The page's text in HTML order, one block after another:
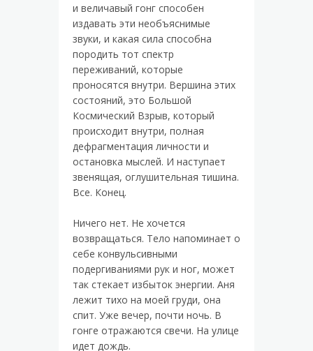
и величавый гонг способен
издавать эти необъяснимые
звуки, и какая сила способна
породить тот спектр
переживаний, которые
проносятся внутри. Вершина этих
состояний, это Большой
Космический Взрыв, который
происходит внутри, полная
дефрагментация личности и
остановка мыслей. И наступает
звенящая, оглушительная тишина.
Все. Конец.
Ничего нет. Не хочется
возвращаться. Тело напоминает о
себе конвульсивными
подергиваниями рук и ног, может
так стекает избыток энергии. Аня
лежит тихо на моей груди, она
спит. Уже вечер, почти ночь. В
гонге отражаются свечи. На улице
идет дождь.